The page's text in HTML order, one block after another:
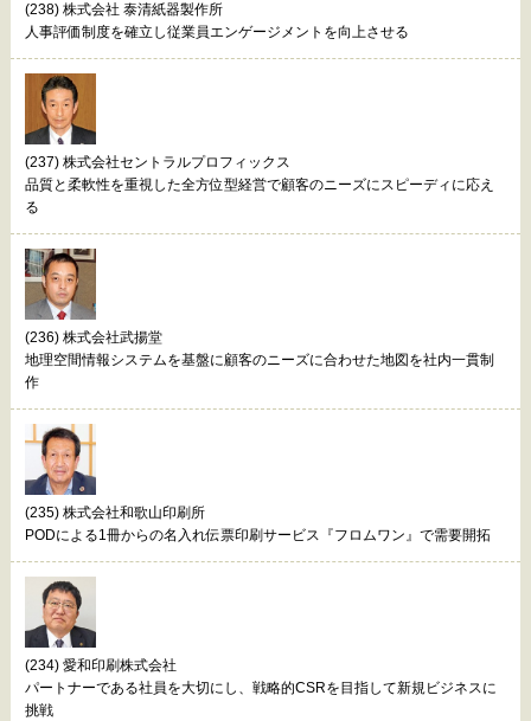
(238) 株式会社 泰清紙器製作所
人事評価制度を確立し従業員エンゲージメントを向上させる
(237) 株式会社セントラルプロフィックス
品質と柔軟性を重視した全方位型経営で顧客のニーズにスピーディに応え
る
(236) 株式会社武揚堂
地理空間情報システムを基盤に顧客のニーズに合わせた地図を社内一貫制
作
(235) 株式会社和歌山印刷所
PODによる1冊からの名入れ伝票印刷サービス『フロムワン』で需要開拓
(234) 愛和印刷株式会社
パートナーである社員を大切にし、戦略的CSRを目指して新規ビジネスに
挑戦